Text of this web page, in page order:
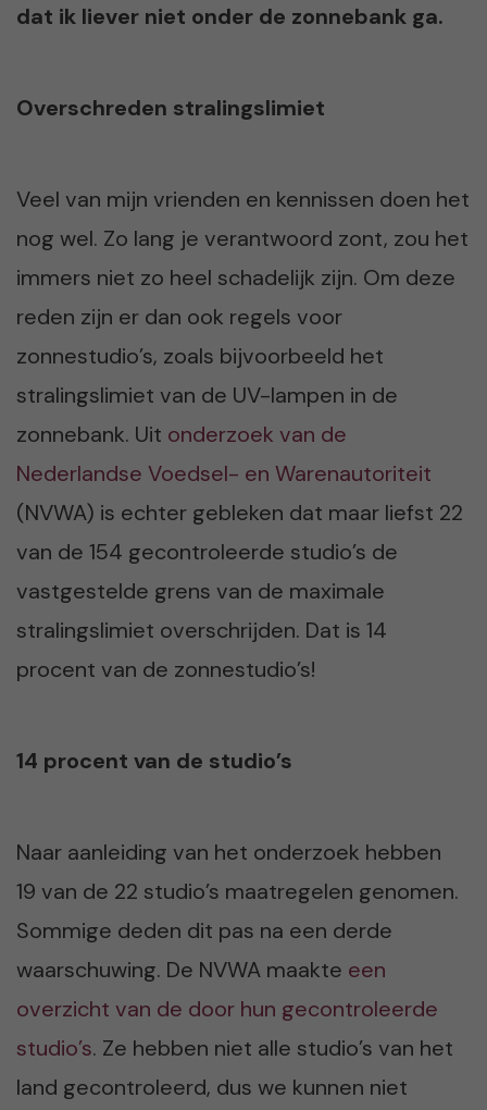
dat ik liever niet onder de zonnebank ga.
Overschreden stralingslimiet
Veel van mijn vrienden en kennissen doen het
nog wel. Zo lang je verantwoord zont, zou het
immers niet zo heel schadelijk zijn. Om deze
reden zijn er dan ook regels voor
zonnestudio’s, zoals bijvoorbeeld het
stralingslimiet van de UV-lampen in de
zonnebank. Uit onderzoek van de
Nederlandse Voedsel- en Warenautoriteit
(NVWA) is echter gebleken dat maar liefst 22
van de 154 gecontroleerde studio’s de
vastgestelde grens van de maximale
stralingslimiet overschrijden. Dat is 14
procent van de zonnestudio’s!
14 procent van de studio’s
Naar aanleiding van het onderzoek hebben
19 van de 22 studio’s maatregelen genomen.
Sommige deden dit pas na een derde
waarschuwing. De NVWA maakte een
overzicht van de door hun gecontroleerde
studio’s. Ze hebben niet alle studio’s van het
land gecontroleerd, dus we kunnen niet